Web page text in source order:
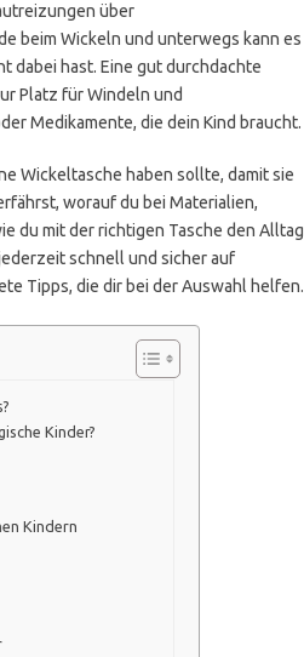
über
beim Wickeln und unterwegs kann es
dabei hast. Eine gut durchdachte
Platz für Windeln und
Medikamente, die dein Kind braucht.
Wickeltasche haben sollte, damit sie
worauf du bei Materialien,
du mit der richtigen Tasche den Alltag
schnell und sicher auf
Tipps, die dir bei der Auswahl helfen.
Kinder?
Kindern